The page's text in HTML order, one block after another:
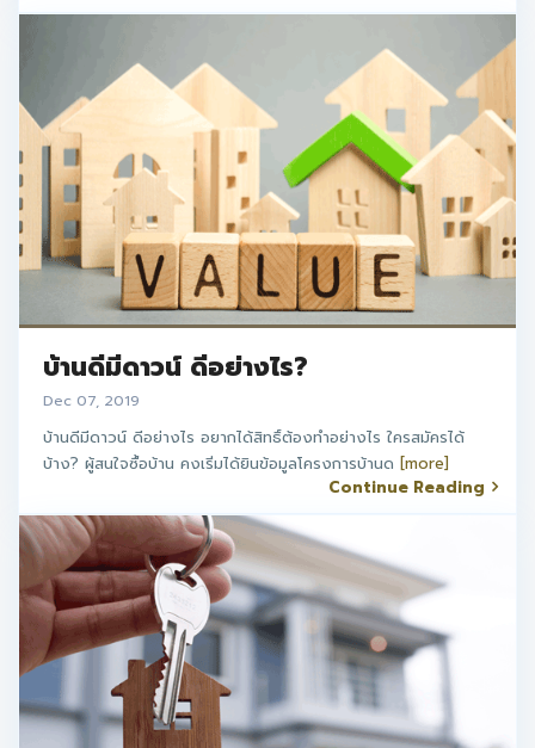
บ้านดีมีดาวน์ ดีอย่างไร?
Dec 07, 2019
บ้านดีมีดาวน์ ดีอย่างไร อยากได้สิทธิ์ต้องทำอย่างไร ใครสมัครได้
บ้าง? ผู้สนใจซื้อบ้าน คงเริ่มได้ยินข้อมูลโครงการบ้านด [more]
Continue Reading